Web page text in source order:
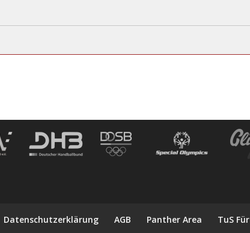
Datenschutzerklärung AGB Panther Area TuS